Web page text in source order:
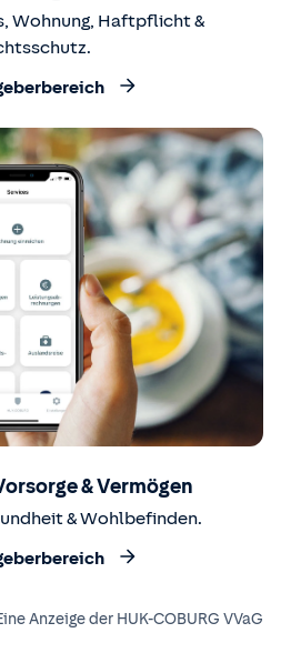
Wohnung, Haftpflicht &
& Vermögen
& Wohlbefinden.
Anzeige der HUK-COBURG VVaG